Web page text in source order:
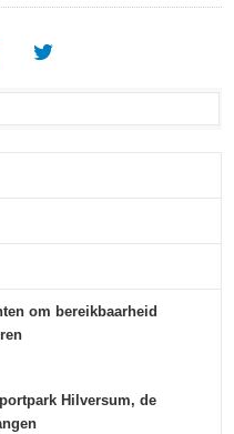
om bereikbaarheid
Hilversum, de